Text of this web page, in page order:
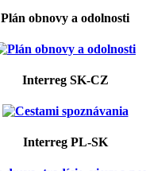
Plán obnovy a odolnosti
Interreg SK-CZ
Interreg PL-SK